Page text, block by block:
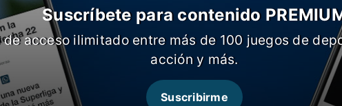
Suscríbete para contenido
acceso ilimitado entre más de 100 juegos de
acción y más.
Suscribirme